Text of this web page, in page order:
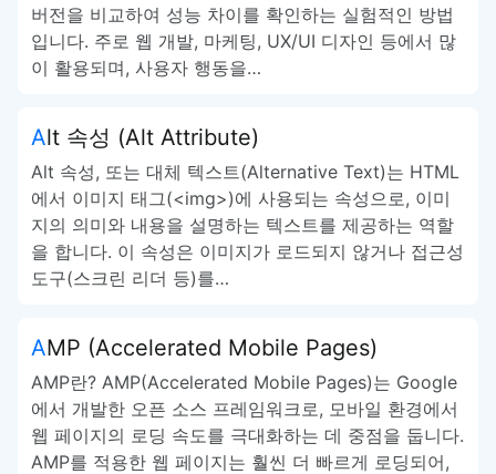
버전을 비교하여 성능 차이를 확인하는 실험적인 방법
입니다. 주로 웹 개발, 마케팅, UX/UI 디자인 등에서 많
이 활용되며, 사용자 행동을…
Alt 속성 (Alt Attribute)
Alt 속성, 또는 대체 텍스트(Alternative Text)는 HTML
에서 이미지 태그(<img>)에 사용되는 속성으로, 이미
지의 의미와 내용을 설명하는 텍스트를 제공하는 역할
을 합니다. 이 속성은 이미지가 로드되지 않거나 접근성
도구(스크린 리더 등)를…
AMP (Accelerated Mobile Pages)
AMP란? AMP(Accelerated Mobile Pages)는 Google
에서 개발한 오픈 소스 프레임워크로, 모바일 환경에서
웹 페이지의 로딩 속도를 극대화하는 데 중점을 둡니다.
AMP를 적용한 웹 페이지는 훨씬 더 빠르게 로딩되어,